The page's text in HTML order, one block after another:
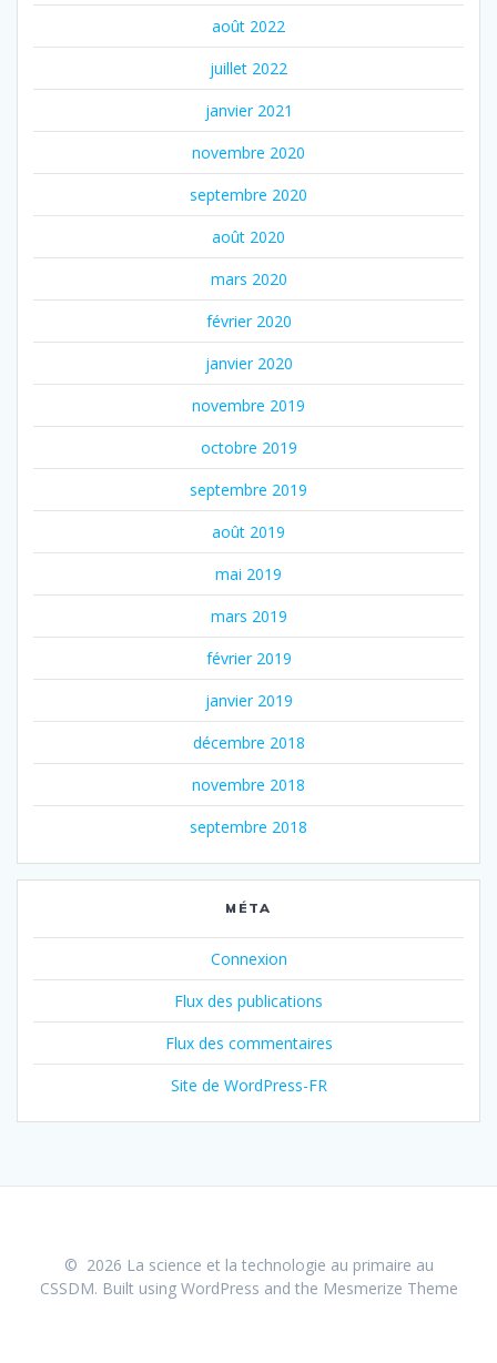
août 2022
juillet 2022
janvier 2021
novembre 2020
septembre 2020
août 2020
mars 2020
février 2020
janvier 2020
novembre 2019
octobre 2019
septembre 2019
août 2019
mai 2019
mars 2019
février 2019
janvier 2019
décembre 2018
novembre 2018
septembre 2018
MÉTA
Connexion
Flux des publications
Flux des commentaires
Site de WordPress-FR
© 2026 La science et la technologie au primaire au
CSSDM. Built using WordPress and the Mesmerize Theme